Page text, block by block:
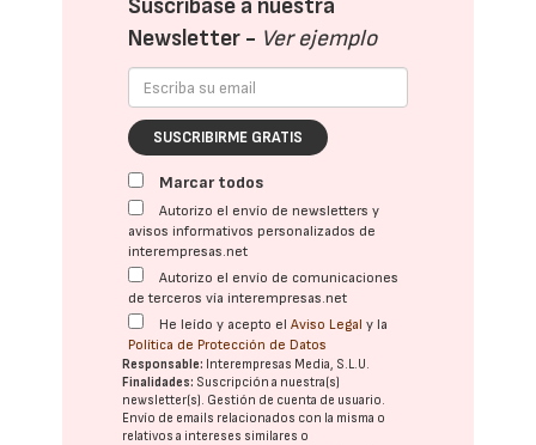
Suscríbase a nuestra
Newsletter - Ver ejemplo
SUSCRIBIRME GRATIS
Marcar todos
Autorizo el envío de newsletters y
avisos informativos personalizados de
interempresas.net
Autorizo el envío de comunicaciones
de terceros vía interempresas.net
He leído y acepto elAviso Legal y la
Política de Protección de Datos
Responsable: Interempresas Media, S.L.U.
Finalidades: Suscripción a nuestra(s)
newsletter(s). Gestión de cuenta de usuario.
Envío de emails relacionados con la misma o
relativos a intereses similares o